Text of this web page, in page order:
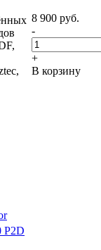
8 900 руб.
-
+
В корзину
P2D